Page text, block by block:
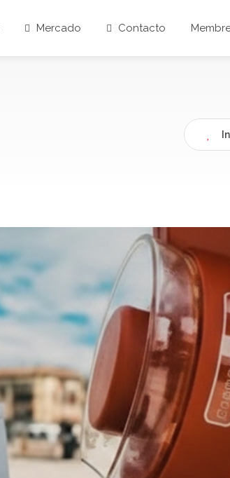
Mercado Contacto